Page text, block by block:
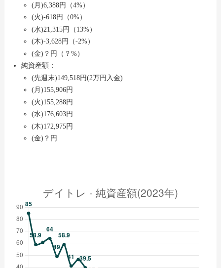
(月)6,388円（4%）
(火)-618円（0%）
(水)21,315円（13%）
(木)-3,628円（-2%）
(金)？円（？%）
純資産額：
(先週末)149,518円(2万円入金)
(月)155,906円
(火)155,288円
(水)176,603円
(木)172,975円
(金)？円